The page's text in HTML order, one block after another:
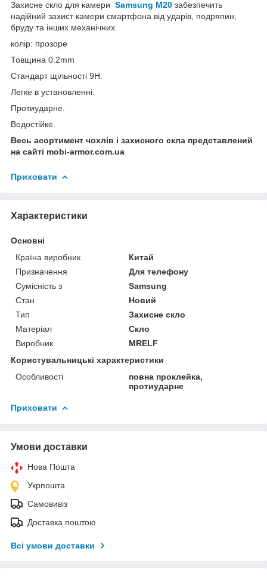
Захисне скло для камери Samsung M20 забезпечить
надійний захист камери смартфона від ударів, подряпин,
бруду та інших механічних.
колір: прозоре
Товщина 0.2mm
Стандарт щільності 9Н.
Легке в установленні.
Протиударне.
Водостійке.
Весь асортимент чохлів і захисного скла представлений
на сайті mobi-armor.com.ua
Приховати
Характеристики
Основні
Країна виробник
Китай
Призначення
Для телефону
Сумісність з
Samsung
Стан
Новий
Тип
Захисне скло
Матеріал
Скло
Виробник
MRELF
Користувальницькі характеристики
Особливості
повна проклейка,
протиударне
Приховати
Умови доставки
Нова Пошта
Укрпошта
Самовивіз
Доставка поштою
Всі умови доставки